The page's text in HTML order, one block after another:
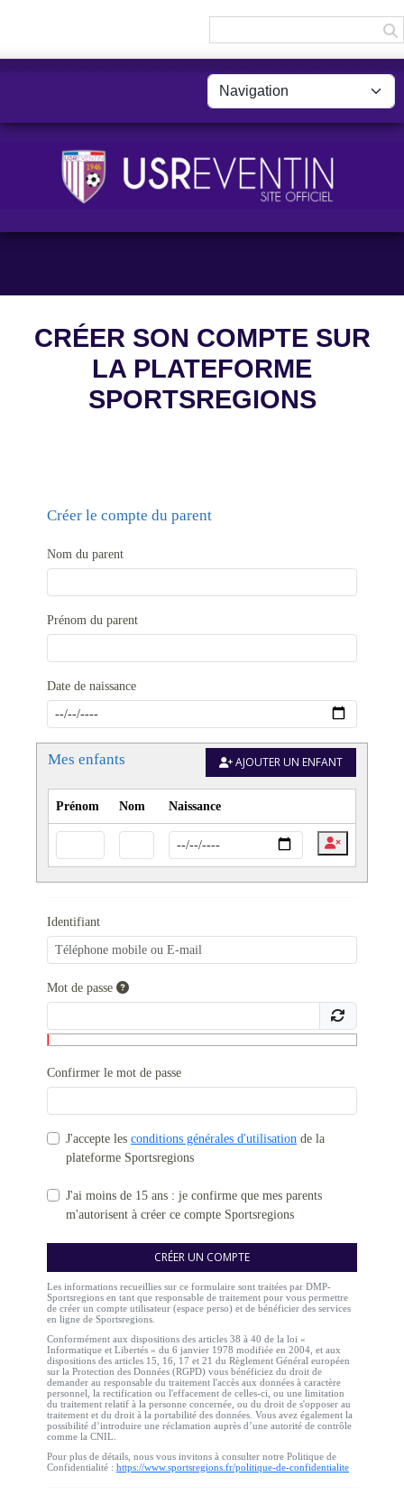
CRÉER SON COMPTE SUR
LA PLATEFORME
SPORTSREGIONS
Créer le compte du parent
Nom du parent
Prénom du parent
Date de naissance
Mes enfants AJOUTER UN ENFANT
Prénom Nom Naissance
Identifiant
Mot de passe
Confirmer le mot de passe
J'accepte les conditions générales d'utilisation de la
plateforme Sportsregions
J'ai moins de 15 ans : je confirme que mes parents
m'autorisent à créer ce compte Sportsregions
CRÉER UN COMPTE
Les informations recueillies sur ce formulaire sont traitées par DMP-
Sportsregions en tant que responsable de traitement pour vous permettre
de créer un compte utilisateur (espace perso) et de bénéficier des services
en ligne de Sportsregions.
Conformément aux dispositions des articles 38 à 40 de la loi «
Informatique et Libertés » du 6 janvier 1978 modifiée en 2004, et aux
dispositions des articles 15, 16, 17 et 21 du Règlement Général européen
sur la Protection des Données (RGPD) vous bénéficiez du droit de
demander au responsable du traitement l'accès aux données à caractère
personnel, la rectification ou l'effacement de celles-ci, ou une limitation
du traitement relatif à la personne concernée, ou du droit de s'opposer au
traitement et du droit à la portabilité des données. Vous avez également la
possibilité d’introduire une réclamation auprès d’une autorité de contrôle
comme la CNIL.
Pour plus de détails, nous vous invitons à consulter notre Politique de
Confidentialité : https://www.sportsregions.fr/politique-de-confidentialite